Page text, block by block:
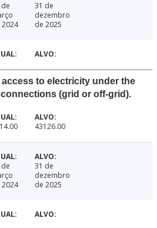
2024
31 de
dezembro
de 2025
to electricity under the
(grid or off-grid).
43126.00
2024
31 de
dezembro
de 2025